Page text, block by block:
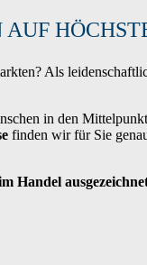
AUF
Als
in den
finden wir für Sie
Handel